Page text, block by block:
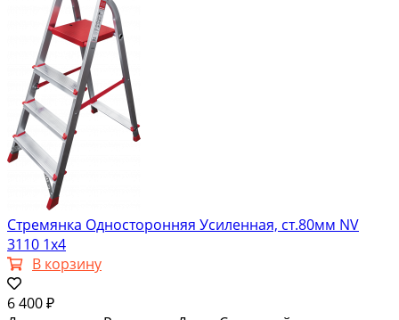
Стремянка Односторонняя Усиленная, ст.80мм NV
3110 1х4
В корзину
6 400 ₽